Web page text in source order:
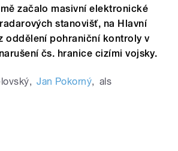
začalo masivní elektronické
stanovišť, na Hlavní
oddělení pohraniční kontroly v
čs. hranice cizími vojsky.
, Jan Pokorný, als